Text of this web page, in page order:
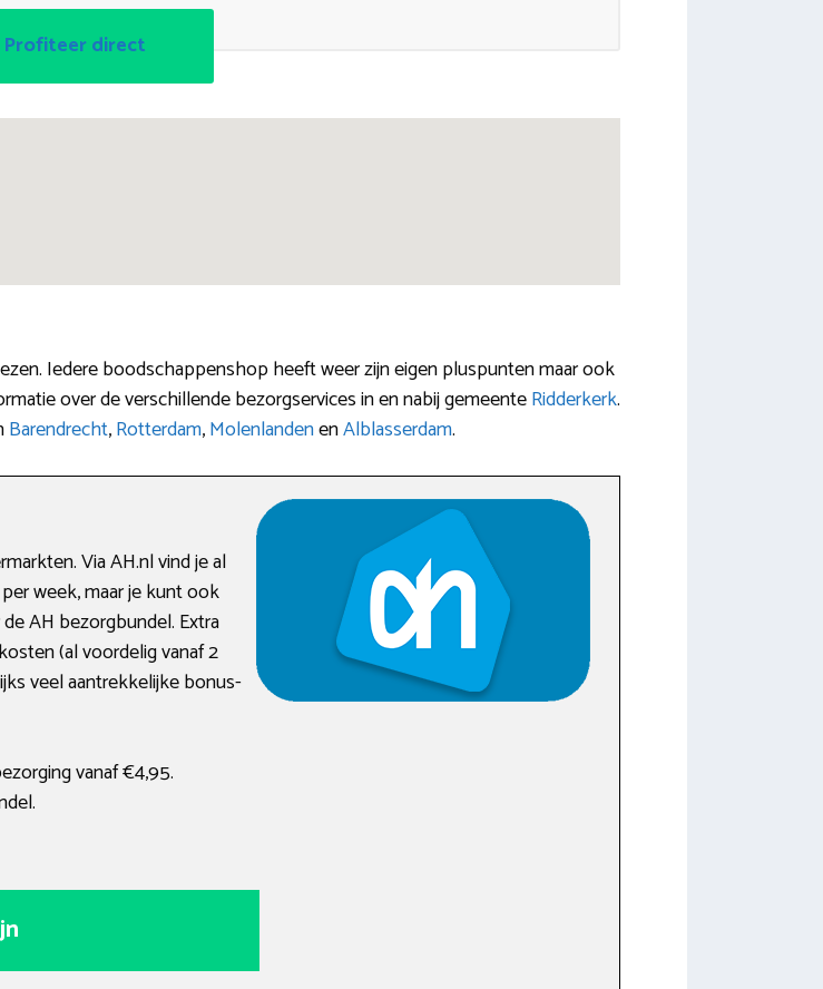
Profiteer direct
Iedere boodschappenshop heeft weer zijn eigen pluspunten maar ook
over de verschillende bezorgservices in en nabij gemeenteRidderkerk.
Barendrecht,Rotterdam,MolenlandenenAlblasserdam.
Via AH.nl vind je al
week, maar je kunt ook
AH bezorgbundel. Extra
(al voordelig vanaf 2
veel aantrekkelijke bonus-
vanaf €4,95.